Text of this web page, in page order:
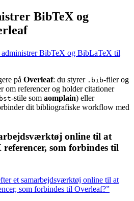
BibTeX og
BibTeX og BibLaTeX til
på Overleaf: du styrer .bib-filer og
om referencer og holder citationer
-stile som aomplain) eller
dit bibliografiske workflow med
online til at
som forbindes til
et samarbejdsværktøj online til at
som forbindes til Overleaf?”